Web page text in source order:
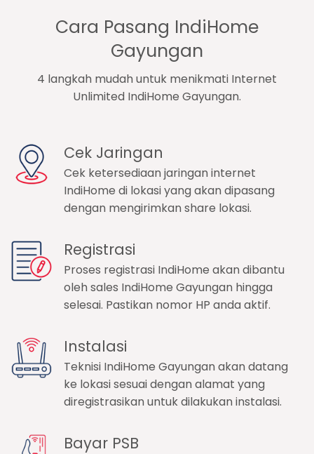
Cara Pasang IndiHome
Gayungan
4 langkah mudah untuk menikmati Internet
Unlimited IndiHome Gayungan.
Cek Jaringan
Cek ketersediaan jaringan internet
IndiHome di lokasi yang akan dipasang
dengan mengirimkan share lokasi.
Registrasi
Proses registrasi IndiHome akan dibantu
oleh sales IndiHome Gayungan hingga
selesai. Pastikan nomor HP anda aktif.
Instalasi
Teknisi IndiHome Gayungan akan datang
ke lokasi sesuai dengan alamat yang
diregistrasikan untuk dilakukan instalasi.
Bayar PSB